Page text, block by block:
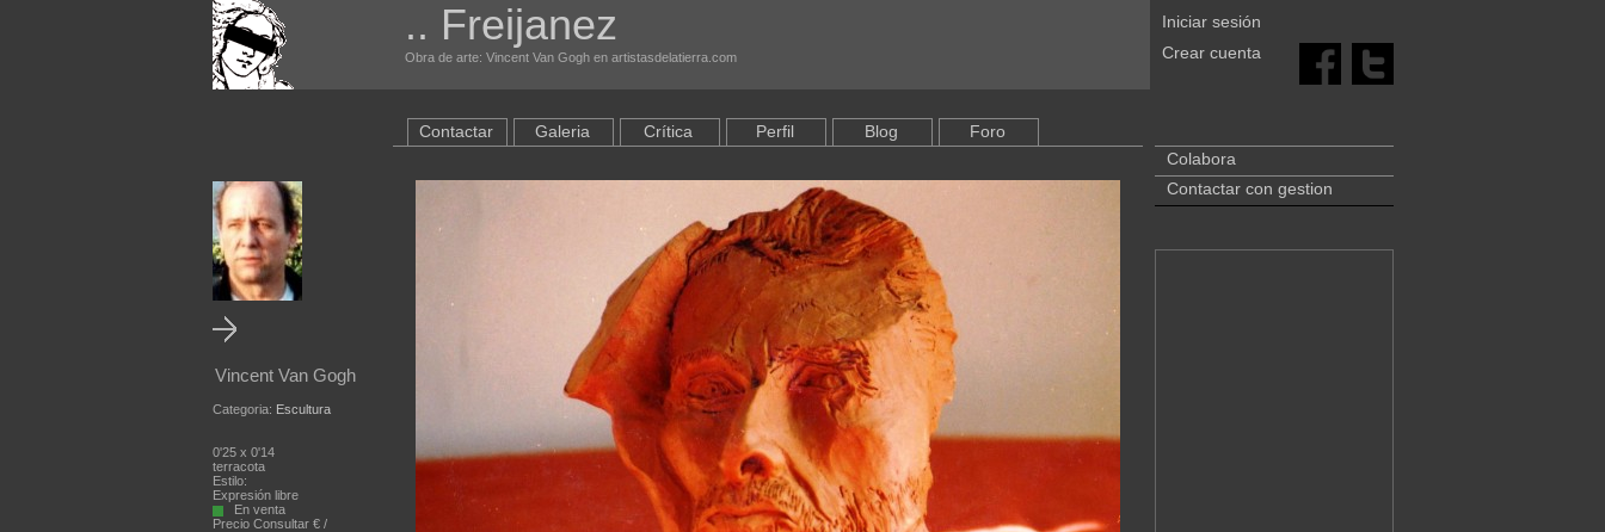
.. Freijanez
Obra de arte: Vincent Van Gogh en artistasdelatierra.com
Iniciar sesión
Crear cuenta
Vincent Van Gogh
Categoria: Escultura
0'25 x 0'14
terracota
Estilo:
Expresión libre
En venta
Precio Consultar € /
Contactar Galeria Crítica Perfil Blog Foro
Colabora
Contactar con gestion